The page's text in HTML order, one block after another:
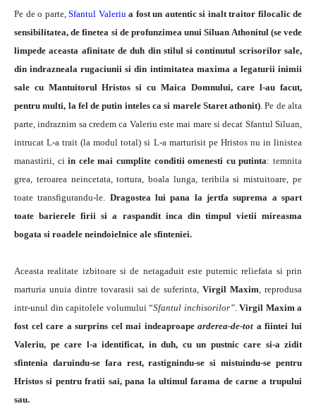
Pe de o parte, Sfantul Valeriu a fost un autentic si inalt traitor filocalic de
sensibilitatea, de finetea si de profunzimea unui Siluan Athonitul (se vede
limpede aceasta afinitate de duh din stilul si continutul scrisorilor sale,
din indrazneala rugaciunii si din intimitatea maxima a legaturii inimii
sale cu Mantuitorul Hristos si cu Maica Domnului, care l-au facut,
pentru multi, la fel de putin inteles ca si marele Staret athonit). Pe de alta
parte, indraznim sa credem ca Valeriu este mai mare si decat Sfantul Siluan,
intrucat L-a trait (la modul total) si L-a marturisit pe Hristos nu in linistea
manastirii, ciin cele mai cumplite conditii omenesti cu putinta: temnita
grea, teroarea neincetata, tortura, boala lunga, teribila si mistuitoare, pe
toate transfigurandu-le. Dragostea lui pana la jertfa suprema a spart
toate barierele firii si a raspandit inca din timpul vietii mireasma
bogata si roadele neindoielnice ale sfinteniei.
Aceasta realitate izbitoare si de netagaduit este puternic reliefata si prin
marturia unuia dintre tovarasii sai de suferinta,Virgil Maxim, reprodusa
intr-unul din capitolele volumului “Sfantul inchisorilor”. Virgil Maxim a
fost cel care a surprins cel mai indeaproapearderea-de-tot a fiintei lui
Valeriu, pe care l-a identificat, in duh, cu un pustnic care si-a zidit
sfintenia daruindu-se fara rest, rastignindu-se si mistuindu-se pentru
Hristos si pentru fratii sai, pana la ultimul farama de carne a trupului
sau.